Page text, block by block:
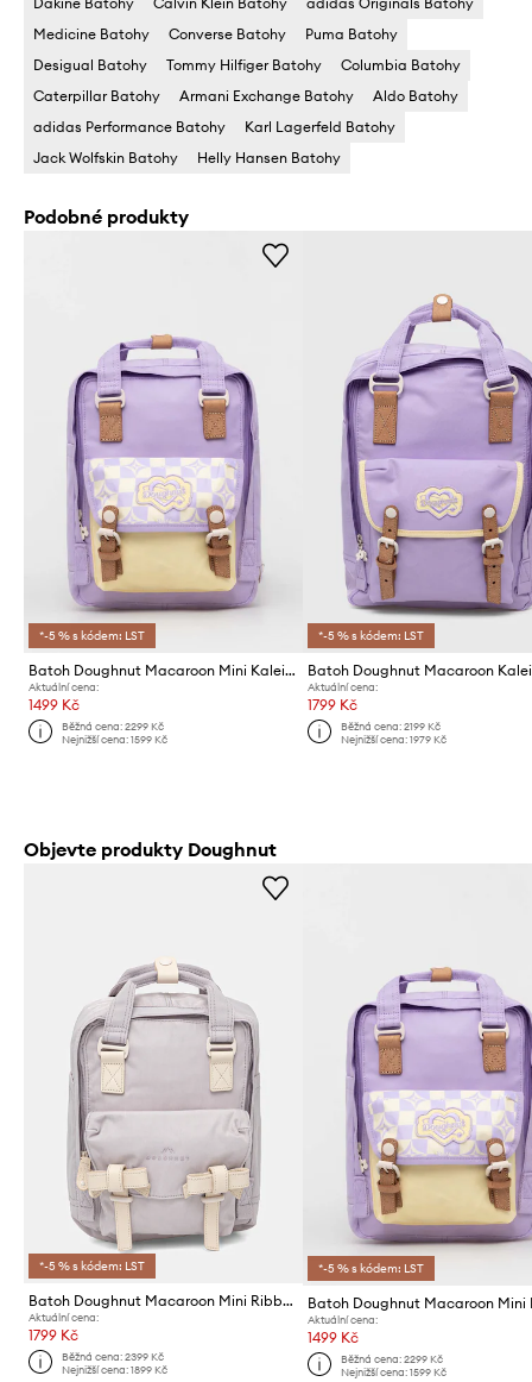
Medicine Batohy
Converse Batohy
Puma Batohy
Desigual Batohy
Tommy Hilfiger Batohy
Columbia Batohy
Caterpillar Batohy
Armani Exchange Batohy
Aldo Batohy
adidas Performance Batohy
Karl Lagerfeld Batohy
Jack Wolfskin Batohy
Helly Hansen Batohy
Podobné produkty
*-5 % s kódem: LST
Batoh Doughnut Macaroon Mini Kaleido
Aktuální cena:
1499 Kč
Běžná cena:2299 Kč
Nejnižší cena:1599 Kč
*-5 % s kódem: LST
Batoh Doughnut Macaroon
Aktuální cena:
1799 Kč
Běžná cena: 2199 Kč
Nejnižší cena: 1979 Kč
Objevte produkty Doughnut
*-5 % s kódem: LST
Batoh Doughnut Macaroon Mini Ribbon x Unicorn Dream
Aktuální cena:
1799 Kč
Běžná cena:2399 Kč
Nejnižší cena:1899 Kč
*-5 % s kódem: LST
Aktuální cena:
1499 Kč
Běžná cena: 2299 Kč
Nejnižší cena: 1599 Kč